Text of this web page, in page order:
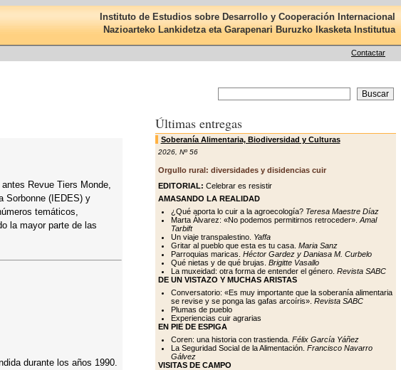
Instituto de Estudios sobre Desarrollo y Cooperación Internacional
Nazioarteko Lankidetza eta Garapenari Buruzko Ikasketa Institutua
Contactar
Últimas entregas
Soberanía Alimentaria, Biodiversidad y Culturas
2026, Nº 56
Orgullo rural: diversidades y disidencias cuir
EDITORIAL: Celebrar es resistir
AMASANDO LA REALIDAD
¿Qué aporta lo cuir a la agroecología? Teresa Maestre Díaz
Marta Álvarez: «No podemos permitirnos retroceder». Amal
Tarbift
Un viaje transpalestino. Yaffa
Gritar al pueblo que esta es tu casa. Maria Sanz
Parroquias maricas. Héctor Gardez y Daniasa M. Curbelo
Qué nietas y de qué brujas. Brigitte Vasallo
La muxeidad: otra forma de entender el género. Revista SABC
DE UN VISTAZO Y MUCHAS ARISTAS
Conversatorio: «Es muy importante que la soberanía alimentaria
se revise y se ponga las gafas arcoíris». Revista SABC
Plumas de pueblo
Experiencias cuir agrarias
EN PIE DE ESPIGA
Coren: una historia con trastienda. Félix García Yáñez
La Seguridad Social de la Alimentación. Francisco Navarro
Gálvez
VISITAS DE CAMPO
Revue Tiers Monde,
Sorbonne (IEDES) y
temáticos,
la mayor parte de las
durante los años 1990.